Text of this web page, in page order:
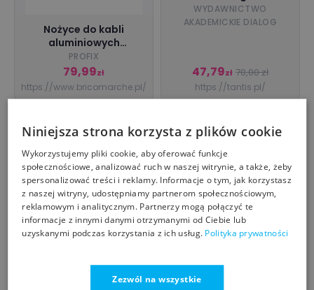
Nożyce do kabli
aluminiowych
miedzianych 0 - 13 mm
2 l = 185 mm Proline
PROFIX
79,99zł
https://www.bricomarche.pl/
współczesnej poezji
chińskiej
WYDAWNICTWO
AKADEMICKIE DIALOG
47,79zł 70,00 zł
https://tantis.pl/
SALE
PROMOCJA. Rower
elektryczny Kross
Sentio Hybrid 2.0 2025
KROSS
7 999,00 zł
Niniejsza strona korzysta z plików cookie
Wykorzystujemy pliki cookie, aby oferować funkcje
społecznościowe, analizować ruch w naszej witrynie, a także, żeby
spersonalizować treści i reklamy. Informacje o tym, jak korzystasz
z naszej witryny, udostępniamy partnerom społecznościowym,
reklamowym i analitycznym. Partnerzy mogą połączyć te
informacje z innymi danymi otrzymanymi od Ciebie lub
uzyskanymi podczas korzystania z ich usług. Polityka prywatności
Zezwól na wszystkie